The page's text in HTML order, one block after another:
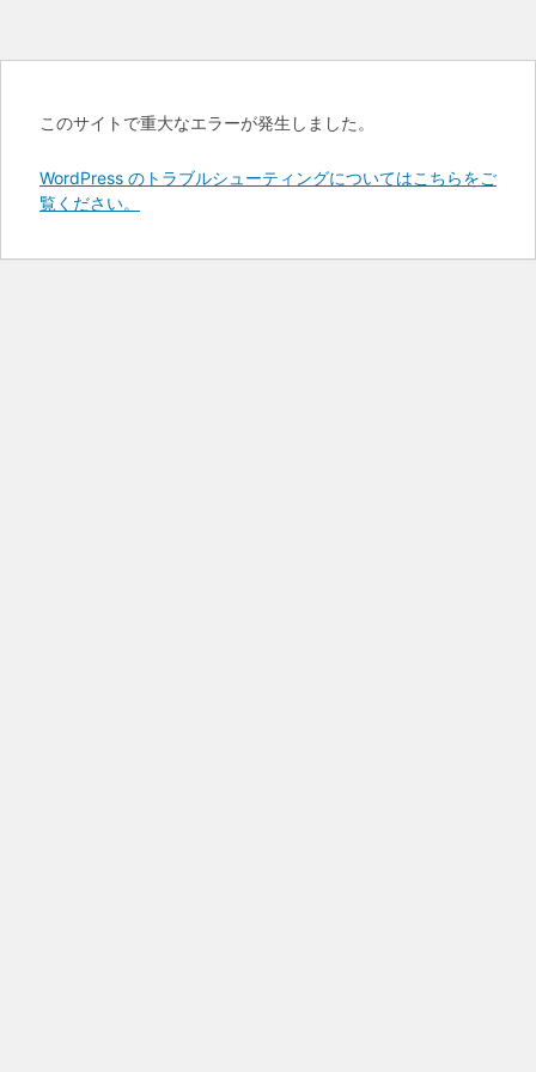
このサイトで重大なエラーが発生しました。
WordPress のトラブルシューティングについてはこちらをご
覧ください。